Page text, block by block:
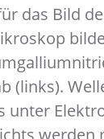
das Bild
(links).
unter
werden